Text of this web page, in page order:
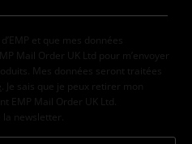
et que mes données
Mail Order UK Ltd pour m’envoyer
Mes données seront traitées
. Je sais que je peux retirer mon
EMP Mail Order UK Ltd.
newsletter.